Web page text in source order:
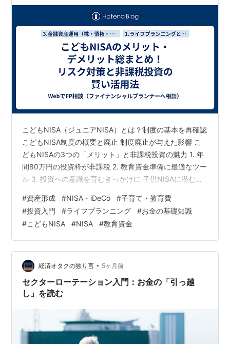
こどもNISA（ジュニアNISA）とは？制度の基本を再確認
こどもNISA制度の概要と廃止 制度廃止が与えた影響 こ
どもNISAの3つの「メリット」と非課税投資の魅力 1. 年
間80万円の投資枠が非課税 2. 教育資金準備に最適なツー
ル 3. 投資への意識を育むきっかけに 子供NISAに潜む
の払い出し制限（廃止で緩和） 2. 元本割れのリスク 3.
新NISAへの移行不可 こどもNISAの「リスク対策」と賢
い運用戦略 1. 長期・積立・分散投資の徹底 2. 新NISAと
教育資金準備の連携 こどもNISA口座の2024年以降の活
用法と注意…
#資産形成 #NISA・iDeCo #子育て・教育費
#投資入門 #ライフプランニング #お金の基礎知識
#こどもNISA #NISA #教育資金
経済オタクの独り言 • 5ヶ月前
セクターローテーション入門：お金の「引っ越
し」を読む